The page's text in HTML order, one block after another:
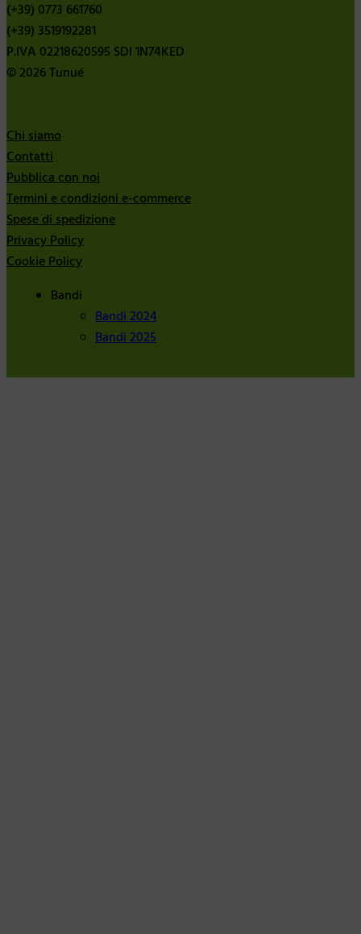
(+39) 0773 661760
(+39) 3519192281
P.IVA 02218620595 SDI 1N74KED
© 2026 Tunué
Chi siamo
Contatti
Pubblica con noi
Termini e condizioni e-commerce
Spese di spedizione
Privacy Policy
Cookie Policy
Bandi
Bandi 2024
Bandi 2025